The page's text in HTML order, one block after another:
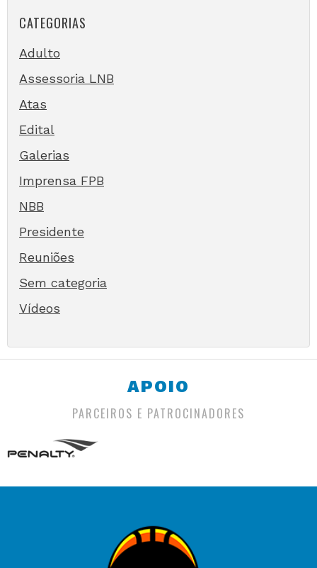
CATEGORIAS
Adulto
Assessoria LNB
Atas
Edital
Galerias
Imprensa FPB
NBB
Presidente
Reuniões
Sem categoria
Vídeos
APOIO
PARCEIROS E PATROCINADORES